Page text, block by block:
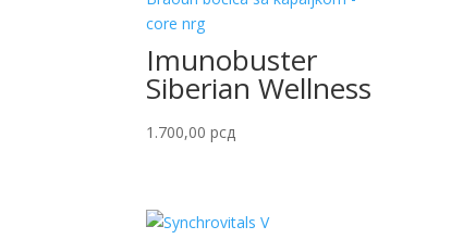
Imunobuster
Siberian Wellness
1.700,00рсд